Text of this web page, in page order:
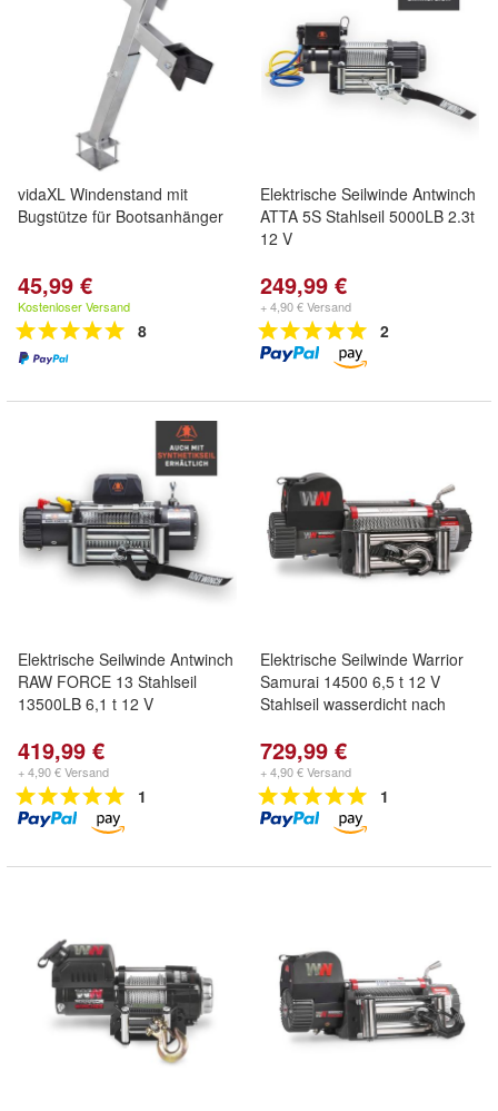
vidaXL Windenstand mit
Bugstütze für Bootsanhänger
45,99 €
Kostenloser Versand
8
Elektrische Seilwinde Antwinch
ATTA 5S Stahlseil 5000LB 2.3t
12 V
249,99 €
+ 4,90 € Versand
2
Elektrische Seilwinde Antwinch
RAW FORCE 13 Stahlseil
13500LB 6,1 t 12 V
419,99 €
+ 4,90 € Versand
1
Elektrische Seilwinde Warrior
Samurai 14500 6,5 t 12 V
Stahlseil wasserdicht nach
729,99 €
+ 4,90 € Versand
1